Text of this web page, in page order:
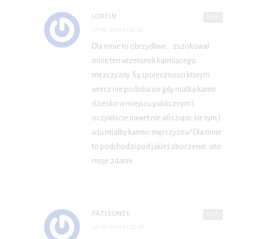
LOREIN
Dla mnie to obrzydliwe… zszokowal
mnie ten wizerunek karmiacego
mezczyzny. Są spolecznosci ktorym
wrecz nie podoba sie gdy matka karmi
dziecko w miejscu publicznym (
oczywiscie nawet nie afiszujac sie tym )
a tu mialby karmic mężczyzna? Dla mnie
to podchodzi pod jakieś zboczenie. oto
moje zdanie.
PATISONEK